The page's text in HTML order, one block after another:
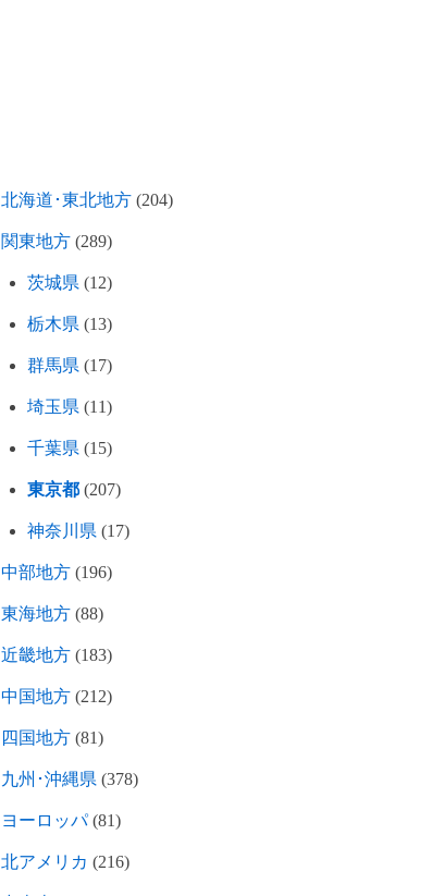
北海道･東北地方 (204)
関東地方 (289)
茨城県 (12)
栃木県 (13)
群馬県 (17)
埼玉県 (11)
千葉県 (15)
東京都 (207)
神奈川県 (17)
中部地方 (196)
東海地方 (88)
近畿地方 (183)
中国地方 (212)
四国地方 (81)
九州･沖縄県 (378)
ヨーロッパ(81)
北アメリカ (216)